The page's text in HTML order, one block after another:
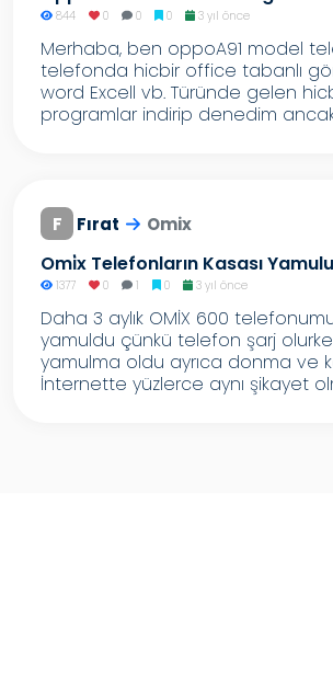
844 0 0 0 3 yıl önce
Merhaba, ben oppoA91 model
telefonda hicbir office tabanlı
word Excell vb. Türünde gelen
programlar indirip denedim
F Fırat Omix
Omi̇x Telefonların Kasası
1377 0 1 0 3 yıl önce
Daha 3 aylık OMİX 600
yamuldu çünkü telefon şarj
yamulma oldu ayrıca donma ve
İnternette yüzlerce aynı şikayet